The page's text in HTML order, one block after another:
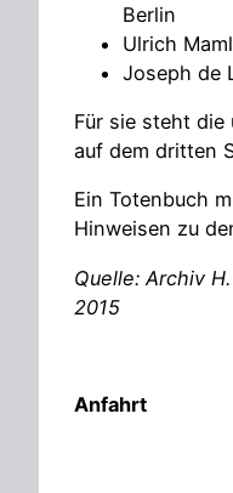
Berlin
Ulrich
Joseph de
Für sie steht
auf dem dritten
Ein Totenbuch
Hinweisen zu
Quelle: Archiv
2015
Anfahrt